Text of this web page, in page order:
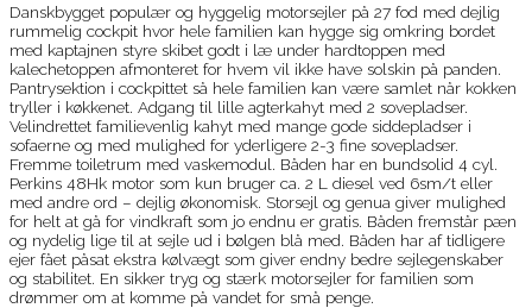
Danskbygget populær og hyggelig motorsejler på 27 fod med dejlig
rummelig cockpit hvor hele familien kan hygge sig omkring bordet
med kaptajnen styre skibet godt i læ under hardtoppen med
kalechetoppen afmonteret for hvem vil ikke have solskin på panden.
Pantrysektion i cockpittet så hele familien kan være samlet når kokken
tryller i køkkenet. Adgang til lille agterkahyt med 2 sovepladser.
Velindrettet familievenlig kahyt med mange gode siddepladser i
sofaerne og med mulighed for yderligere 2-3 fine sovepladser.
Fremme toiletrum med vaskemodul. Båden har en bundsolid 4 cyl.
Perkins 48Hk motor som kun bruger ca. 2 L diesel ved 6sm/t eller
med andre ord – dejlig økonomisk. Storsejl og genua giver mulighed
for helt at gå for vindkraft som jo endnu er gratis. Båden fremstår pæn
og nydelig lige til at sejle ud i bølgen blå med. Båden har af tidligere
ejer fået påsat ekstra kølvægt som giver endny bedre sejlegenskaber
og stabilitet. En sikker tryg og stærk motorsejler for familien som
drømmer om at komme på vandet for små penge.